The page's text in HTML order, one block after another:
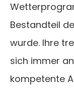
Bestandteil
wurde. Ihre
sich immer
kompetente